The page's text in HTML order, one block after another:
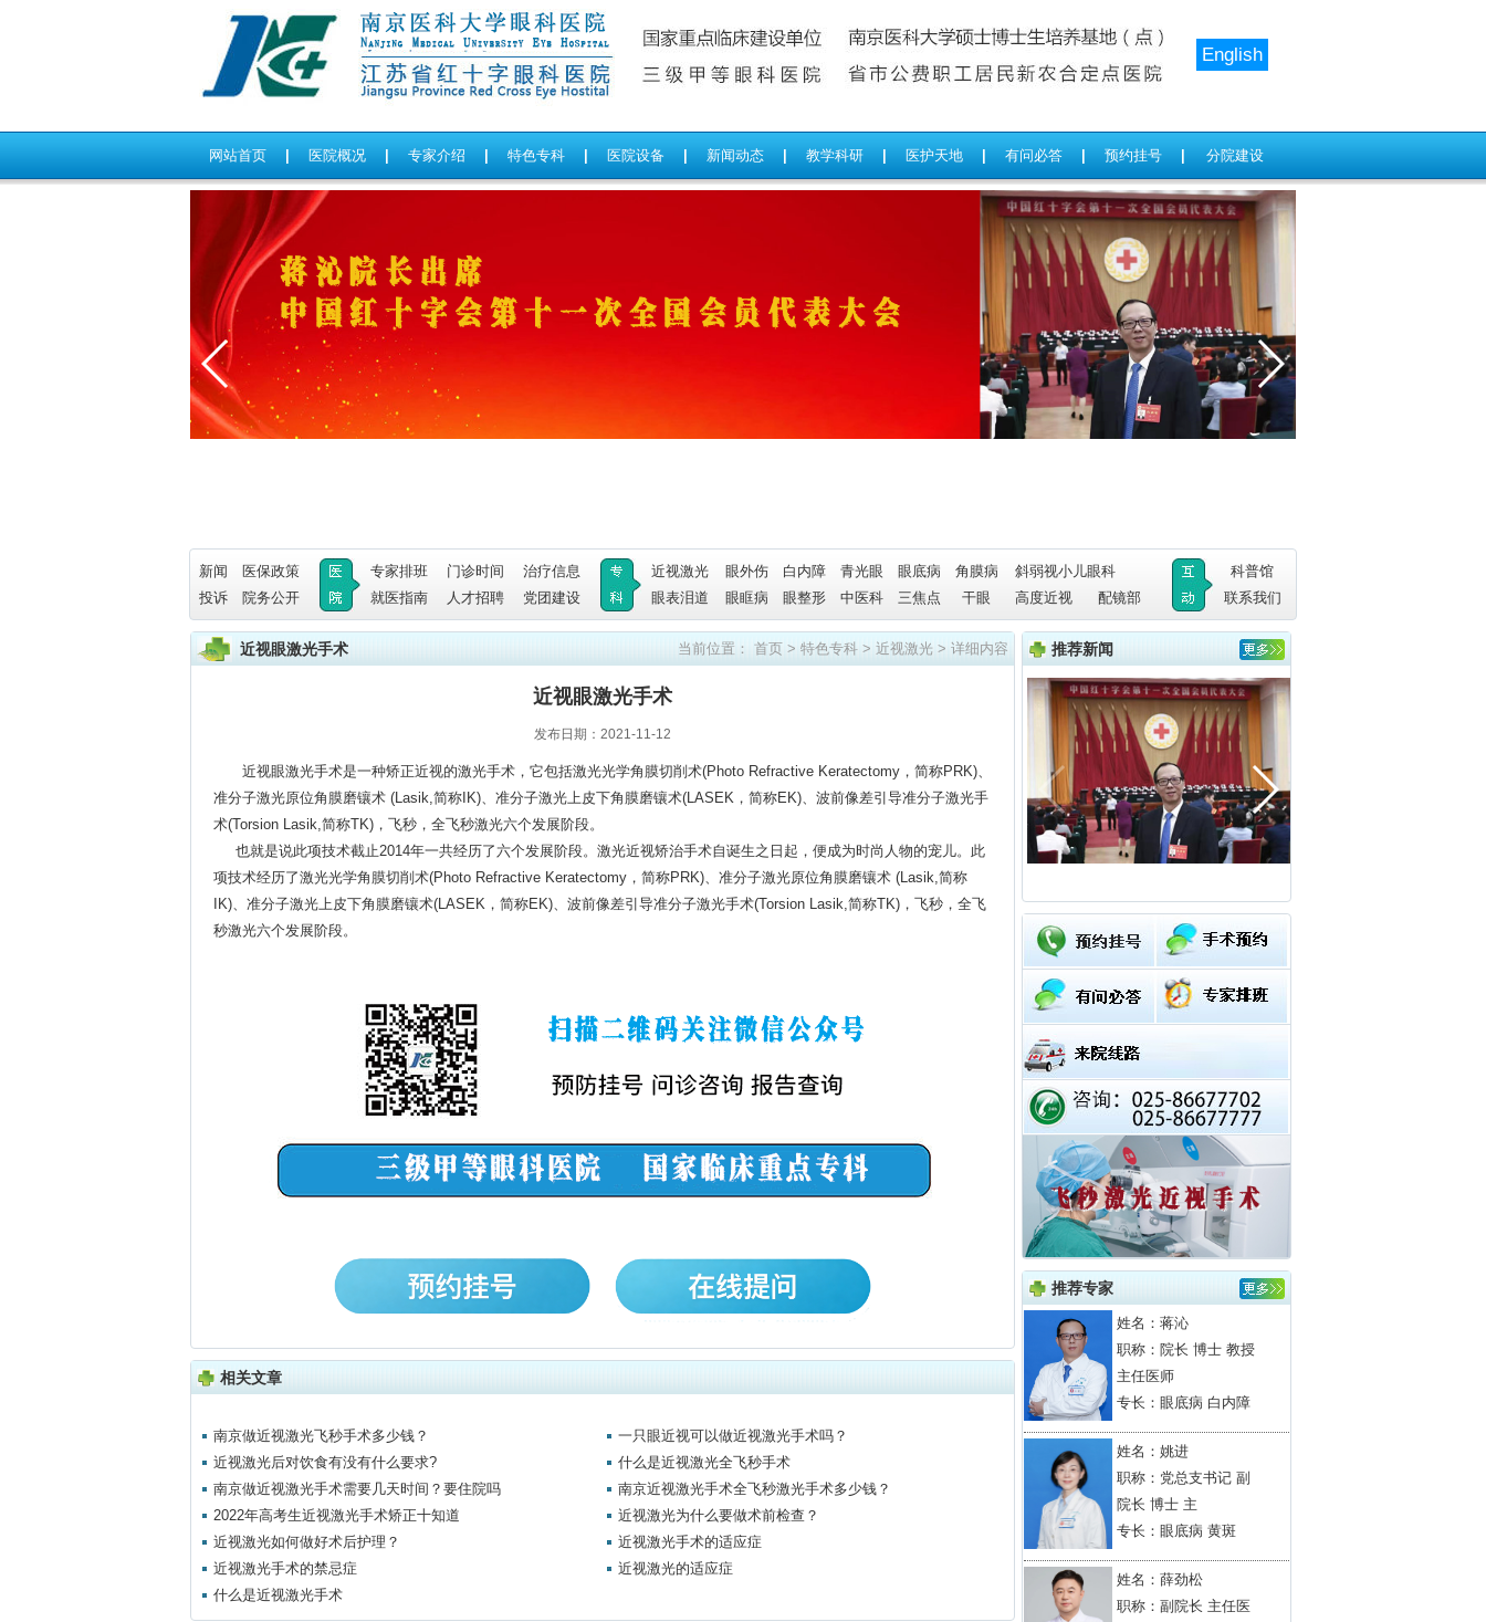
English
网站首页 医院概况 专家介绍 特色专科 医院设备 新闻动态 教学科研 医护天地 有问必答 预约挂号 分院建设
新闻 医保政策 专家排班 门诊时间 治疗信息 近视激光 眼外伤 白内障 青光眼 眼底病 角膜病 斜弱视小儿眼科
科普馆
投诉
院务公开 就医指南 人才招聘 党团建设 眼表泪道 眼眶病 眼整形 中医科 三焦点 干眼 高度近视 配镜部 联系我们
近视眼激光手术 当前位置： 首页 > 特色专科 > 近视激光 > 详细内容
近视眼激光手术
发布日期：2021-11-12
近视眼激光手术是一种矫正近视的激光手术，它包括激光光学角膜切削术(Photo Refractive Keratectomy，简称PRK)、
准分子激光原位角膜磨镶术 (Lasik,简称IK)、准分子激光上皮下角膜磨镶术(LASEK，简称EK)、波前像差引导准分子激光手
术(Torsion Lasik,简称TK)，飞秒，全飞秒激光六个发展阶段。
也就是说此项技术截止2014年一共经历了六个发展阶段。激光近视矫治手术自诞生之日起，便成为时尚人物的宠儿。此
项技术经历了激光光学角膜切削术(Photo Refractive Keratectomy，简称PRK)、准分子激光原位角膜磨镶术 (Lasik,简称
IK)、准分子激光上皮下角膜磨镶术(LASEK，简称EK)、波前像差引导准分子激光手术(Torsion Lasik,简称TK)，飞秒，全飞
秒激光六个发展阶段。
相关文章
南京做近视激光飞秒手术多少钱？
一只眼近视可以做近视激光手术吗？
近视激光后对饮食有没有什么要求?
什么是近视激光全飞秒手术
南京做近视激光手术需要几天时间？要住院吗
南京近视激光手术全飞秒激光手术多少钱？
2022年高考生近视激光手术矫正十知道
近视激光为什么要做术前检查？
近视激光如何做好术后护理？
近视激光手术的适应症
近视激光手术的禁忌症
近视激光的适应症
什么是近视激光手术
推荐新闻
推荐专家
姓名： 蒋沁
职称：院长 博士 教授
主任医师
专长：眼底病 白内障
姓名： 姚进
职称：党总支书记 副
院长 博士 主
专长：眼底病 黄斑
姓名： 薛劲松
职称：副院长 主任医